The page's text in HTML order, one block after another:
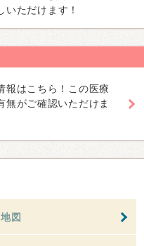
いただけます！
報はこちら！この医療
無がご確認いただけま
地図